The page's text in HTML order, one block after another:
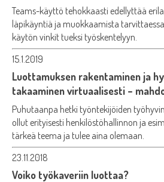
Teams-käyttö tehokkaasti edellyttää
läpikäyntiä ja muokkaamista
käytön vinkit tueksi työskentelyyn.
15.1.2019
Luottamuksen rakentaminen ja
takaaminen virtuaalisesti –
Puhutaanpa hetki työntekijöiden
ollut erityisesti henkilöstöhallinnon ja
tärkeä teema ja tulee aina olemaan.
23.11.2018
Voiko työkaveriin luottaa?